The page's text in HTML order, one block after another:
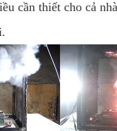
cần thiết cho cả